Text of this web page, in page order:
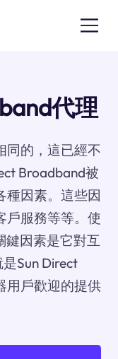
代理
同的，這已經不
Broadband被
種因素。這些因
戶服務等等。使
鍵因素是它對互
Sun Direct
用戶歡迎的提供